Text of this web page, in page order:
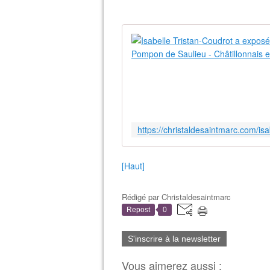
[Haut]
Rédigé parChristaldesaintmarc
Repost 0
S'inscrire à la newsletter
Vous aimerez aussi :